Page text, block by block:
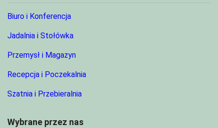
Biuro i Konferencja
Jadalnia i Stołówka
Przemysł i Magazyn
Recepcja i Poczekalnia
Szatnia i Przebieralnia
Wybrane przez nas